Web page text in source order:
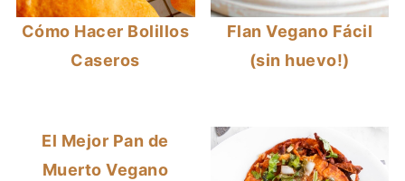
Cómo Hacer Bolillos
Caseros
Flan Vegano Fácil
(sin huevo!)
El Mejor Pan de
Muerto Vegano